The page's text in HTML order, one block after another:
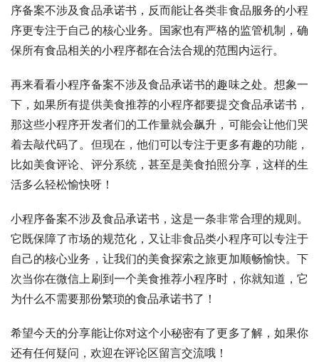
序备案不涉及食品承诺书，反而能让各类非食品服务的小程
序更专注于自己的核心业务。国家也有严格的监管机制，确
保所有食品相关的小程序都在合法合规的范围内运行。
再来看看小程序备案不涉及食品承诺书的趣味之处。想象一
下，如果所有提供美食推荐的小程序都要提交食品承诺书，
那这些小程序开发者们的工作量就会飙升，可能会让他们哭
着去敲代码了。但现在，他们可以专注于更多有趣的功能，
比如美食评论、评分系统，甚至是美食拍照分享，这样的生
活多么轻松愉快呀！
小程序备案不涉及食品承诺书，这是一条非常合理的规则。
它既保障了市场的规范化，又让非食品类小程序可以专注于
自己的核心业务，让我们的美食探索之旅更加顺畅愉快。下
次当你在微信上刷到一个美食推荐小程序时，你就知道，它
为什么不需要那份繁琐的食品承诺书了！
希望今天的分享能让你对这个小秘密有了更多了解，如果你
还有任何疑问，欢迎在评论区留言交流哦！